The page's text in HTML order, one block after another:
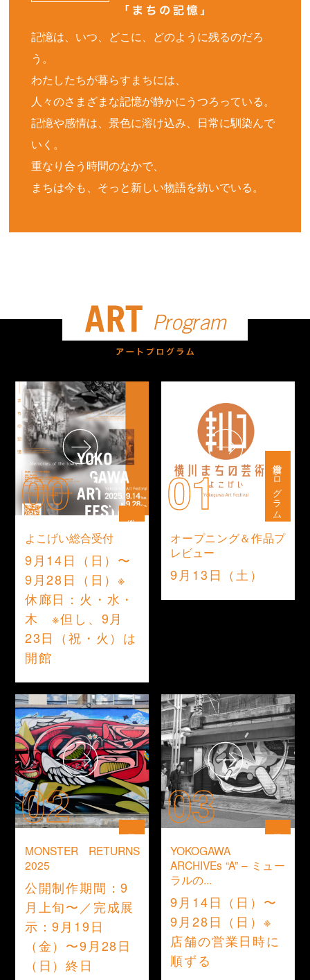
記憶は、いつ、どこに、どのように残るのだろ
う。
わたしたちが暮らすまちには、
人々のさまざまな記憶が静かにうつろっている。
記憶や感情は、景色に溶け込み、日常に馴染んで
いく。
重なり合う時間のなかで、
まちは今も、そっと新しい物語を紡いでいる。
00
よこげい総合受付
9月14日（日）〜
9月28日（日）※
休廊日：火・水・
木 ※但し、9月
23日（祝・火）は
開館
01 鑑賞プログラム
オープニング＆作品プ
レビュー
9月13日（土）
02
MONSTER RETURNS
2025
公開制作期間：9
月上旬〜／完成展
示：9月19日
（金）〜9月28日
（日）終日
03
YOKOGAWA
ARCHIVEs “A” – ミュー
ラルの...
9月14日（日）〜
9月28日（日）※
店舗の営業日時に
順ずる